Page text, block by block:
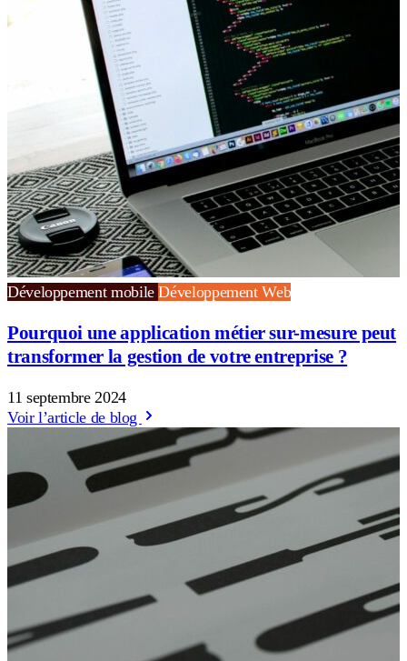
Développement mobileDéveloppement Web
Pourquoi une application métier sur-mesure peut
transformer la gestion de votre entreprise ?
11 septembre 2024
Voir l’article de blog